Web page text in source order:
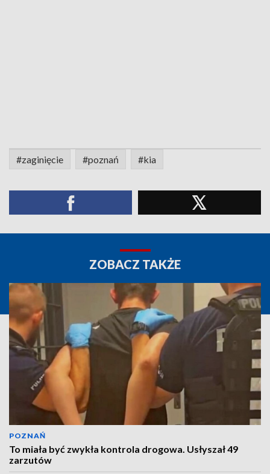
#zaginięcie #poznań #kia
ZOBACZ TAKŻE
POZNAŃ
To miała być zwykła kontrola drogowa. Usłyszał 49
zarzutów